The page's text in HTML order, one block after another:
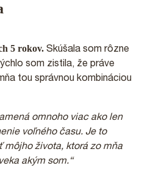
5 rokov. Skúšala som rôzne
som zistila, že práve
tou správnou kombináciou
omnoho viac ako len
voľného času. Je to
môjho života, ktorá zo mňa
akým som.“